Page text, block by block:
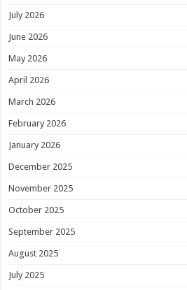
July 2026
June 2026
May 2026
April 2026
March 2026
February 2026
January 2026
December 2025
November 2025
October 2025
September 2025
August 2025
July 2025